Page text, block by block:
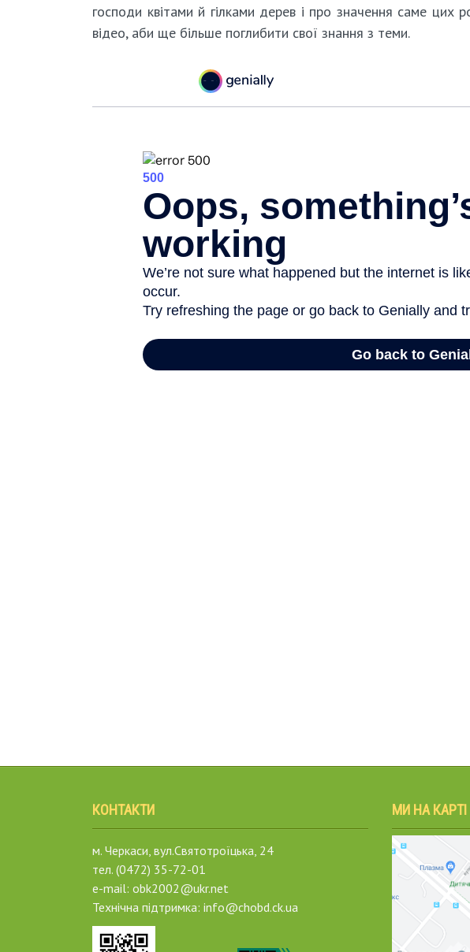
господи квітами й гілками дерев і про значення саме цих
відео, аби ще більше поглибити свої знання з теми.
КОНТАКТИ
м. Черкаси, вул.Святотроїцька, 24
тел. (0472) 35-72-01
e-mail: obk2002@ukr.net
Технічна підтримка: info@chobd.ck.ua
МИ НА КАРТІ